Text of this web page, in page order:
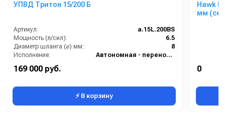
УПВД Тритон 15/200 Б
Артикул:
a.15L.200BS
Мощность (л/сил):
6.5
Диаметр шланга (⌀) мм::
8
Исполнение:
Автономная - переносная
Длина шланга (м):
169 000 руб.
⚡ В корзину
Hawk
мм
0